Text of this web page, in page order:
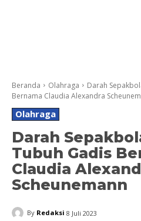
Beranda Olahraga
Darah
Bernama Claudia Alexandra
Olahraga
Darah
Tubuh Gadis
Claudia
Scheunemann
By Redaksi 8 Juli 2023